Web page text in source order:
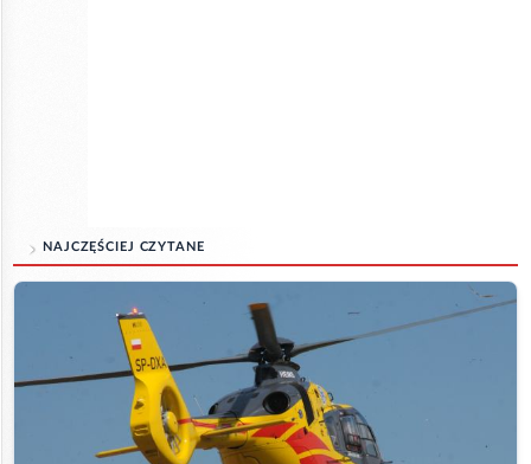
NAJCZĘŚCIEJ CZYTANE